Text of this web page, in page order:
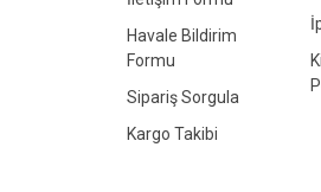
Havale Bildirim
Formu
Sipariş Sorgula
Kargo Takibi